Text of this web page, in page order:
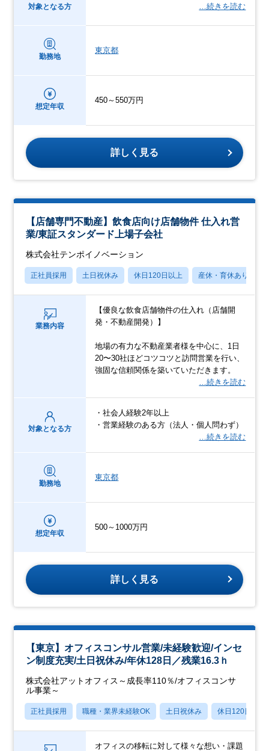
対象となる方
…続きを読む
勤務地
東京都
想定年収
450～550万円
詳しく見る
【店舗専門不動産】飲食店向け店舗物件 仕入れ営
業/東証スタンダード上場子会社
株式会社テンポイノベーション
正社員採用 土日祝休み 休日120日以上 産休・育休あり
業務内容
【優良な飲食店舗物件の仕入れ（店舗開
発・不動産開発）】
地場の有力な不動産業者様を中心に、1日
20〜30社ほどコツコツと訪問営業を行い、
強固な信頼関係を築いていただきます。
…続きを読む
対象となる方
・社会人経験2年以上
・営業経験のある方（法人・個人問わず）
…続きを読む
勤務地
東京都
想定年収
500～1000万円
詳しく見る
【東京】オフィスコンサル営業/未経験歓迎/インセ
ン制度充実/土日祝休み/年休128日／残業16.3ｈ
株式会社アットオフィス～成長率110％/オフィスコンサ
ル事業～
正社員採用 職種・業界未経験OK 土日祝休み 休日120日以上
オフィスの移転に対して様々な想い・課題